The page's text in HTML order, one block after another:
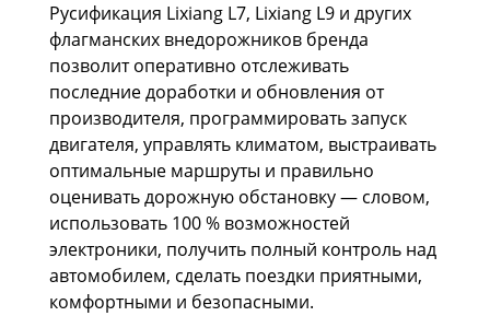
Русификация Lixiang L7, Lixiang L9 и других
флагманских внедорожников бренда
позволит оперативно отслеживать
последние доработки и обновления от
производителя, программировать запуск
двигателя, управлять климатом, выстраивать
оптимальные маршруты и правильно
оценивать дорожную обстановку — словом,
использовать 100 % возможностей
электроники, получить полный контроль над
автомобилем, сделать поездки приятными,
комфортными и безопасными.